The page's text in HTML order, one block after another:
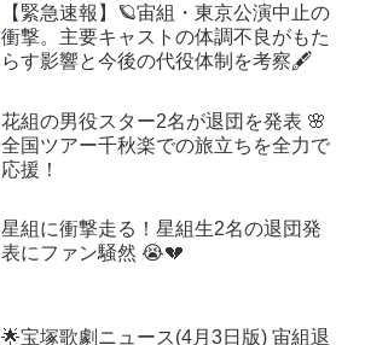
【緊急速報】🪐宙組・東京公演中止の
衝撃。主要キャストの体調不良がもた
らす影響と今後の代役体制を考察🖋️
花組の男役スター2名が退団を発表 🌸
全国ツアー千秋楽での旅立ちを全力で
応援！
星組に衝撃走る！星組生2名の退団発
表にファン騒然 😭💔
🌟宝塚歌劇ニュース(4月3日版) 宙組退